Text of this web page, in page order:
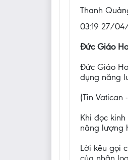
Thanh
03:19 27/
Đức Giáo
Đức Giáo
dụng năng
(Tin Vatican
Khi đọc
năng lượng
Lời kêu gọi